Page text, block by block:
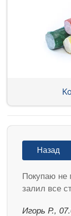
Назад
Покупаю не
залил все
Игорь Р.,